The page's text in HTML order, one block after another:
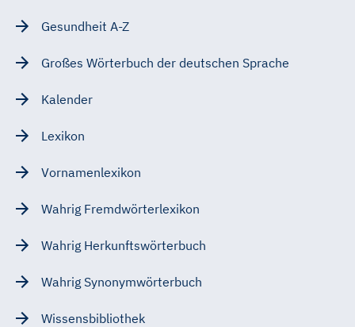
Gesundheit A-Z
Großes Wörterbuch der deutschen Sprache
Kalender
Lexikon
Vornamenlexikon
Wahrig Fremdwörterlexikon
Wahrig Herkunftswörterbuch
Wahrig Synonymwörterbuch
Wissensbibliothek